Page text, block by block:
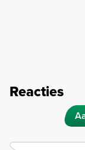
Reacties